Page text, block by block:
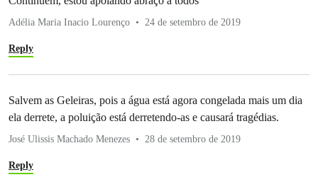
Adélia Maria Inacio Lourenço 24 de setembro de 2019
Reply
Salvem as Geleiras, pois a água está agora congelada mais um dia
ela derrete, a poluição está derretendo-as e causará tragédias.
José Ulissis Machado Menezes 28 de setembro de 2019
Reply